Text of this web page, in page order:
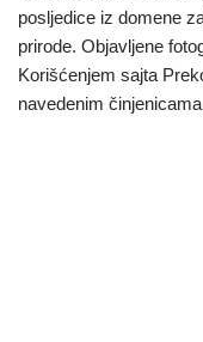
posljedice iz domene
prirode. Objavljene
Korišćenjem sajta
navedenim